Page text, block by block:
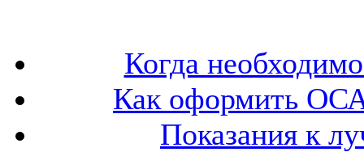
Когда
Как оформить
Показания к